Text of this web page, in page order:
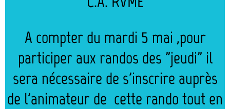
A compter du mardi 5 mai ,pour
participer aux randos des "jeudi" il
sera nécessaire de s'inscrire auprès
de l'animateur de cette rando tout en